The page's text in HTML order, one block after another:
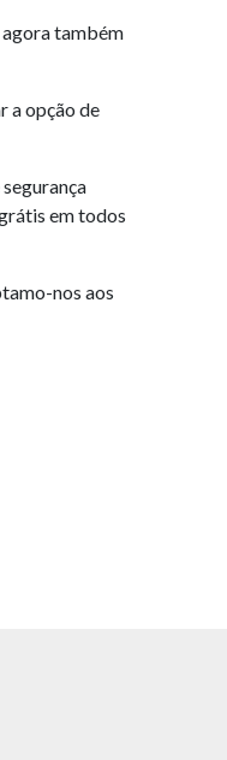
agora também
a opção de
em todos
nos aos